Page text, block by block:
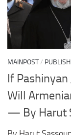
MAINPOST/
If Pashinyan
Will
— By Harut